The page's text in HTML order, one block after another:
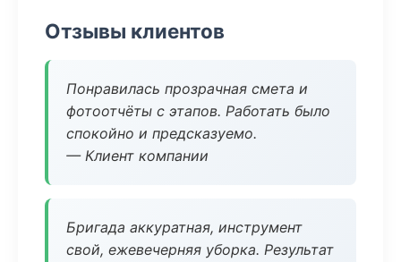
Отзывы клиентов
Понравилась прозрачная смета и
фотоотчёты с этапов. Работать было
спокойно и предсказуемо.
— Клиент компании
Бригада аккуратная, инструмент
свой, ежевечерняя уборка. Результат